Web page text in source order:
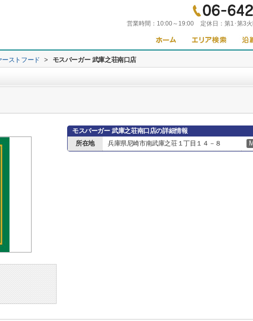
営業時間： 10:00～19:00 定休日： 第1･第3
ーストフード > モスバーガー 武庫之荘南口店
モスバーガー 武庫之荘南口店の詳細情報
所在地
兵庫県尼崎市南武庫之荘１丁目１４－８